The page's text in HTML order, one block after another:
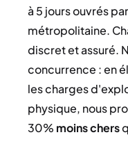
à 5 jours ouvrés
métropolitaine.
discret et assuré.
concurrence : en
les charges
physique, nous
30% moins chers